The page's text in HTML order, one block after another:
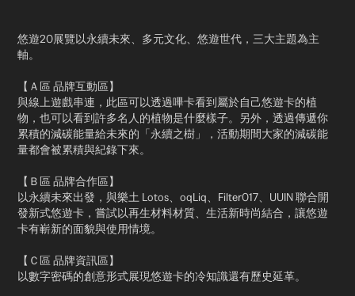
悠遊20展覽以永續未來、多元文化、悠遊世代，三大主題為主
軸。​
【Ａ區 ​品牌互動區​】
與線上遊戲串連，此區可以透過嗶卡看到屬於自己悠遊卡的植
物，也可以看到許多名人的植物是什麼樣子。另外，透過傳遞你
累積的減碳能量給未來的「永續之樹」，活動期間大家的減碳能
量都會被累積與紀錄下來。​
【Ｂ區 ​品牌合作區】 ​
以永續未來出發，與樂土 Lotos、oqLiq、Filter017、UUIN 聯合開
發新式悠遊卡，嘗試以再生材料材質、生活新時尚結合，讓悠遊
卡有嶄新的面貌與使用情境。​
【Ｃ區 ​品牌資訊區】
以數字密碼的創意形式展現悠遊卡的冷知識還有歷史延革。​